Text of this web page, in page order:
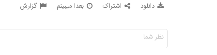
دانلود اشتراک بعدا میبینم گزارش